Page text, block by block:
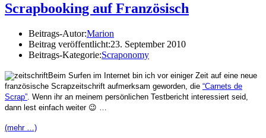
Scrapbooking auf Französisch
Beitrags-Autor:Marion
Beitrag veröffentlicht:23. September 2010
Beitrags-Kategorie:Scraponomy
Beim Surfen im Internet bin ich vor einiger Zeit auf eine neue
französische Scrapzeitschrift aufmerksam geworden, die “Carnets de
Scrap”. Wenn ihr an meinem persönlichen Testbericht interessiert seid,
dann lest einfach weiter 😉 …
(mehr …)